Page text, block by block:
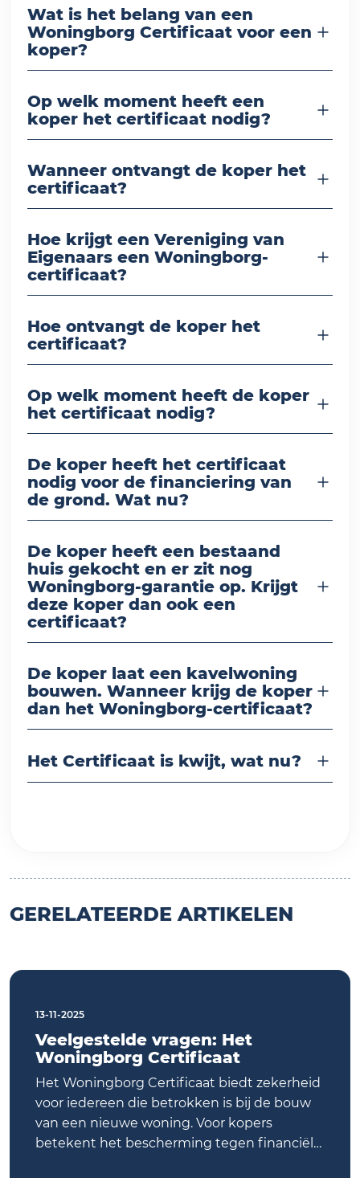
Wat is het belang van een
Woningborg Certificaat voor een
koper?
Op welk moment heeft een
koper het certificaat nodig?
Wanneer ontvangt de koper het
certificaat?
Hoe krijgt een Vereniging van
Eigenaars een Woningborg-
certificaat?
Hoe ontvangt de koper het
certificaat?
Op welk moment heeft de koper
het certificaat nodig?
De koper heeft het certificaat
nodig voor de financiering van
de grond. Wat nu?
De koper heeft een bestaand
huis gekocht en er zit nog
Woningborg-garantie op. Krijgt
deze koper dan ook een
certificaat?
De koper laat een kavelwoning
bouwen. Wanneer krijg de koper
dan het Woningborg-certificaat?
Het Certificaat is kwijt, wat nu?
GERELATEERDE ARTIKELEN
13-11-2025
Veelgestelde vragen: Het
Woningborg Certificaat
Het Woningborg Certificaat biedt zekerheid
voor iedereen die betrokken is bij de bouw
van een nieuwe woning. Voor kopers
betekent het bescherming tegen financiële